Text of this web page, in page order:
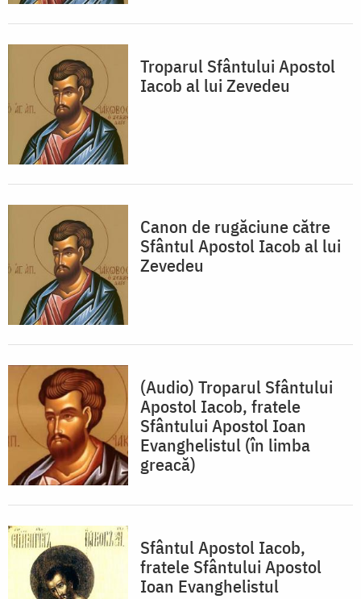
Troparul Sfântului Apostol
Iacob al lui Zevedeu
Canon de rugăciune către
Sfântul Apostol Iacob al lui
Zevedeu
(Audio) Troparul Sfântului
Apostol Iacob, fratele
Sfântului Apostol Ioan
Evanghelistul (în limba
greacă)
Sfântul Apostol Iacob,
fratele Sfântului Apostol
Ioan Evanghelistul